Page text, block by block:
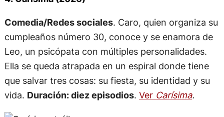
Comedia/Redes sociales. Caro, quien organiza su
cumpleaños número 30, conoce y se enamora de
Leo, un psicópata con múltiples personalidades.
Ella se queda atrapada en un espiral donde tiene
que salvar tres cosas: su fiesta, su identidad y su
vida. Duración: diez episodios. Ver Carísima.